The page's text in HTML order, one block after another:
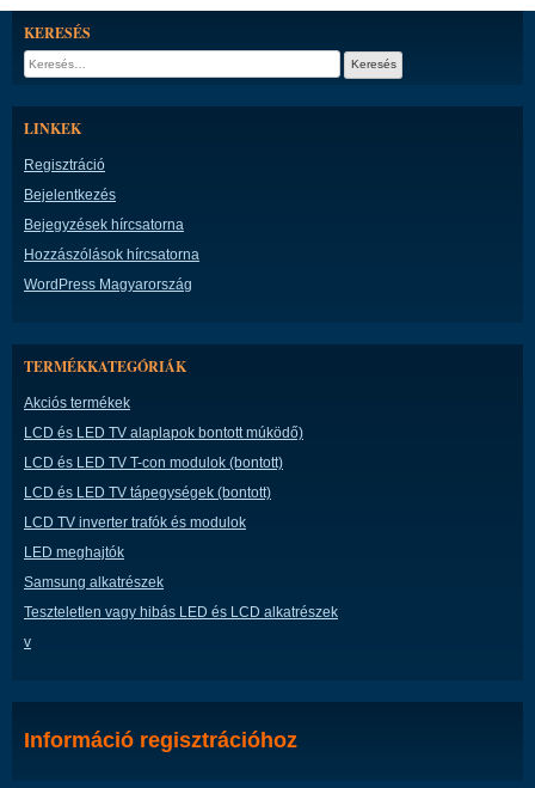
KERESÉS
Keresés:
LINKEK
Regisztráció
Bejelentkezés
Bejegyzések hírcsatorna
Hozzászólások hírcsatorna
WordPress Magyarország
TERMÉKKATEGÓRIÁK
Akciós termékek
LCD és LED TV alaplapok bontott múködő)
LCD és LED TV T-con modulok (bontott)
LCD és LED TV tápegységek (bontott)
LCD TV inverter trafók és modulok
LED meghajtók
Samsung alkatrészek
Teszteletlen vagy hibás LED és LCD alkatrészek
v
Információ regisztrációhoz